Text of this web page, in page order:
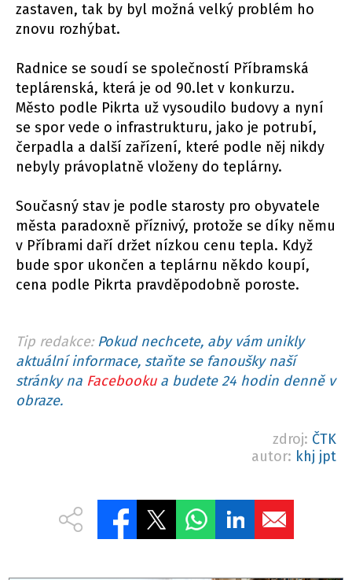
zastaven, tak by byl možná velký problém ho
znovu rozhýbat.
Radnice se soudí se společností Příbramská
teplárenská, která je od 90.let v konkurzu.
Město podle Pikrta už vysoudilo budovy a nyní
se spor vede o infrastrukturu, jako je potrubí,
čerpadla a další zařízení, které podle něj nikdy
nebyly právoplatně vloženy do teplárny.
Současný stav je podle starosty pro obyvatele
města paradoxně příznivý, protože se díky němu
v Příbrami daří držet nízkou cenu tepla. Když
bude spor ukončen a teplárnu někdo koupí,
cena podle Pikrta pravděpodobně poroste.
Tip redakce: Pokud nechcete, aby vám unikly
aktuální informace, staňte se fanoušky naší
stránky na Facebookua budete 24 hodin denně v
obraze.
zdroj: ČTK
autor: khj jpt